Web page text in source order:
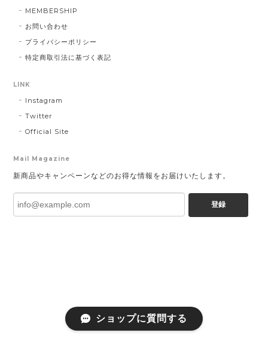
MEMBERSHIP
お問い合わせ
プライバシーポリシー
特定商取引法に基づく表記
LINK
Instagram
Twitter
Official Site
Mail Magazine
新商品やキャンペーンなどのお得な情報をお届けいたします。
登録
ショップに質問する